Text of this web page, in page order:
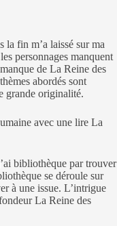
la fin m’a laissé sur ma
personnages manquent
de La Reine des
abordés sont
grande originalité.
avec une lire La
bibliothèque par trouver
se déroule sur
à une issue. L’intrigue
La Reine des